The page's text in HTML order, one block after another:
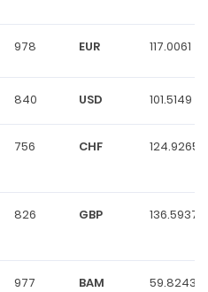
978 EUR 117.0061
840 USD 101.5149
756 CHF 124.9265
826 GBP 136.5937
977 BAM 59.8243